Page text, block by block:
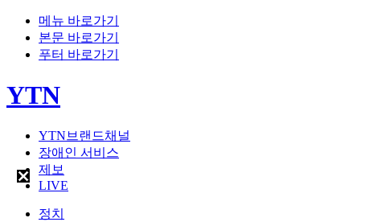
메뉴 바로가기
본문 바로가기
푸터 바로가기
YTN
YTN브랜드채널
장애인 서비스
제보
LIVE
정치